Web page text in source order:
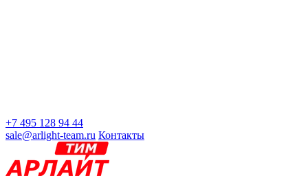
+7 495 128 94 44
sale@arlight-team.ru Контакты